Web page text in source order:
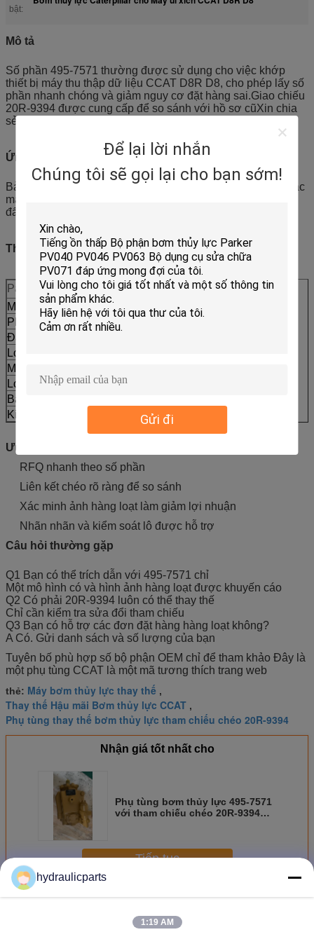
Để lại lời nhắn
Chúng tôi sẽ gọi lại cho bạn sớm!
Gửi đi
bật:
Mô tả
Số phần 495-7571 thường được sử dụng cho việc khớp
thiết bị máy thu thập dữ liệu CCAT D8R D8, cho phép lấy số
phần nhanh chóng và giảm nguy cơ đặt hàng sai.Giao chiếu
20R-9394 được cung cấp để so sánh với hồ sơ cũXin chia
sẻ số serial hoặc hình ảnh phần cũ để xác nhận sửa đổi.
Ứng dụng
Bảo trì sửa chữa thay thế dự phòng và đồ dự phòng cho các
máy dò crawler trong hoạt động khai thác mỏ và di chuyển
đất.
Thông số kỹ thuật
Parameter
Giá trị
Mã tương thích
CCAT
Phần không.
495-7571
Đánh giá chéo
Loại máy
Mô hình trang bị
Loại cung cấp
Việc thay thế thị trường hậu mãi
Bao bì
Kiểm tra phù hợp
Phần không mô hình số hoặc hình ảnh
Ưu điểm
RFQ nhanh theo số phần
Liên kết chéo rõ ràng để so sánh
Xác minh ảnh hàng loạt làm giảm lợi nhuận
Nhãn nhãn và kiểm soát lô được hỗ trợ
Câu hỏi thường gặp
Q1 Bạn có thể trích dẫn với 495-7571 chỉ
Một mô hình có và hình ảnh hàng loạt được khuyến cáo
Q2 Có phải 20R-9394 luôn có thể thay thế
Chỉ cần kiểm tra sửa đổi tham chiếu
Q3 Bạn có hỗ trợ các đơn đặt hàng hàng loạt không?
A Có. Gửi danh sách và số lượng của bạn
Tuyên bố phù hợp số bộ phận OEM chỉ để tham khảo Đây là
một phụ tùng CCAT là một mã tương thích trang web
thẻ: Máy bơm thủy lực thay thế ,
Thay thế Hậu mãi Bơm thủy lực CCAT ,
Phụ tùng thay thế bơm thủy lực tham chiếu chéo 20R-9394
Nhận giá tốt nhất cho
Phụ tùng bơm thủy lực 495-7571
với tham chiếu chéo 20R-9394
Tiếp tục
HơnMáy bơm thủy lực Caterpillar
hydraulicparts
1:19 AM